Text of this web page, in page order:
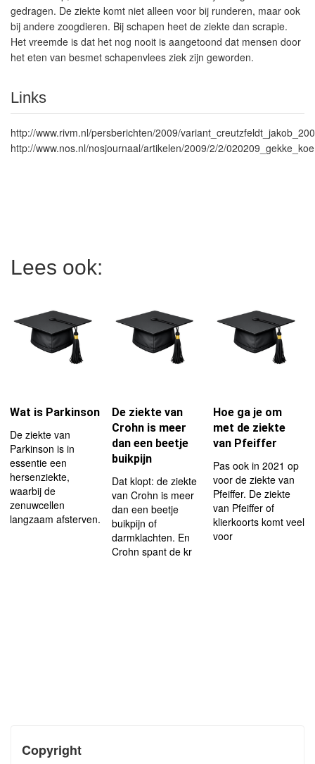
gedragen. De ziekte komt niet alleen voor bij runderen, maar ook
bij andere zoogdieren. Bij schapen heet de ziekte dan scrapie.
Het vreemde is dat het nog nooit is aangetoond dat mensen door
het eten van besmet schapenvlees ziek zijn geworden.
Links
http://www.rivm.nl/persberichten/2009/
http://www.nos.nl/nosjournaal/artikelen/2009/2/2/
Lees ook:
Wat is Parkinson
De ziekte van
Parkinson is in
essentie een
hersenziekte,
waarbij de
zenuwcellen
langzaam afsterven.
De ziekte van
Crohn is meer
dan een beetje
buikpijn
Dat klopt: de ziekte
van Crohn is meer
dan een beetje
buikpijn of
darmklachten. En
Crohn spant de kr
Hoe ga je om
met de ziekte
van Pfeiffer
Pas ook in 2021 op
voor de ziekte van
Pfeiffer. De ziekte
van Pfeiffer of
klierkoorts komt veel
voor
Copyright